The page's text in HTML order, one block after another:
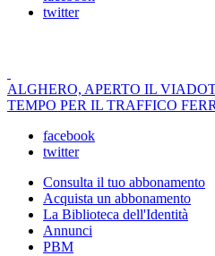
twitter
ALGHERO, APERTO IL
TEMPO PER IL TRAFFICO
facebook
twitter
Consulta il tuo abbonamento
Acquista un abbonamento
La Biblioteca dell'Identità
Annunci
PBM